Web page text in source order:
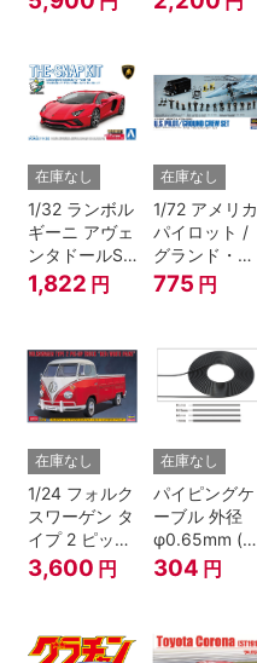
在庫なし
1/32 ランボル
ギーニ アヴェ
ンタドールS
パールレッド
1,822 円
在庫なし
1/72 アメリカ
パイロット /
グランド・ク
ルーセット
775 円
在庫なし
1/24 フォルク
スワーゲン タ
イプ 2 ピック
アップ トラッ
ク レッド/ホ
ト
3,600 円
在庫なし
パイピングケ
ーブル 外径
φ0.65mm (ブ
ラック)
304 円